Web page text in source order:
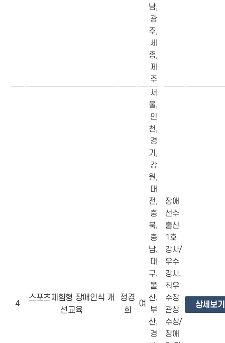
남,
광
주,
세
종,
제
주
4
스포츠체험형 장애인식 개
선교육
정경
희
여
서
울,
인
천,
경
기,
강
원,
대
전,
충
북,
충
남,
대
구,
울
산,
부
산,
경
장애
선수
출신
1호
강사/
우수
강사,
최우
수장
관상
수상/
장애
상세보기